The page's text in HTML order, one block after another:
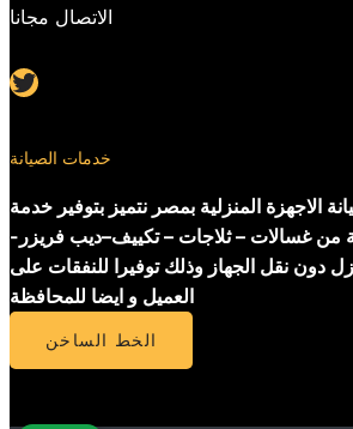
الاتصال مجانا
Twitter
خدمات الصيانة
الاجهزة المنزلية بمصر نتميز بتوفير خدمة
من غسالات – ثلاجات – تكييف–ديب فريزر-
دون نقل الجهاز وذلك توفيرا للنفقات على
العميل و ايضا للمحافظة
الخط الساخن